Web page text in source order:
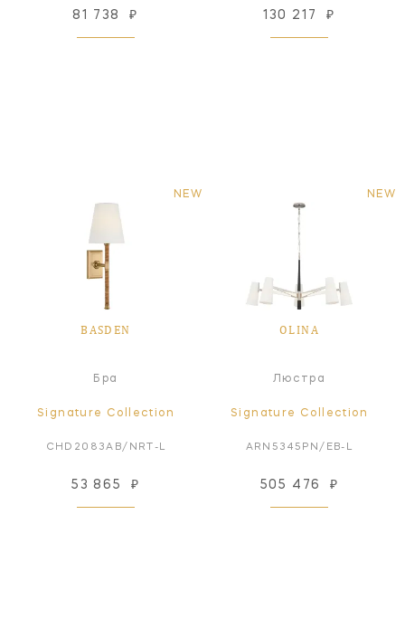
81 738 ₽ 130 217 ₽
NEW
BASDEN
Бра
Signature Collection
CHD2083AB/NRT-L
53 865 ₽
NEW
OLINA
Люстра
Signature Collection
ARN5345PN/EB-L
505 476 ₽